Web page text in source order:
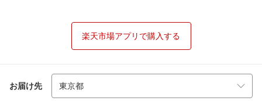
楽天市場アプリで購入する
お届け先